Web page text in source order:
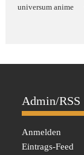
universum anime
Admin/RSS
Anmelden
Eintrags-Feed